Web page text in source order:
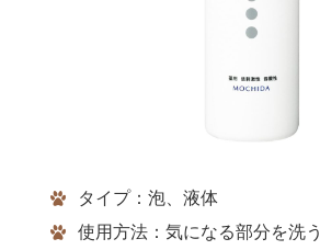
タイプ：泡、液体
使用方法：気になる部分を洗う